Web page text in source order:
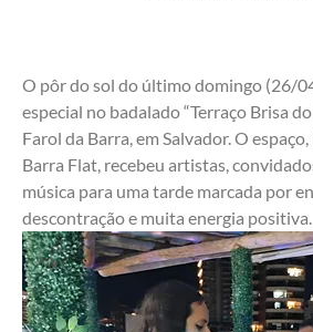
O pôr do sol do último domingo (26/
especial no badalado “Terraço Brisa
Farol da Barra, em Salvador. O
Barra Flat, recebeu artistas,
música para uma tarde marcada por
descontração e muita energia positiva.